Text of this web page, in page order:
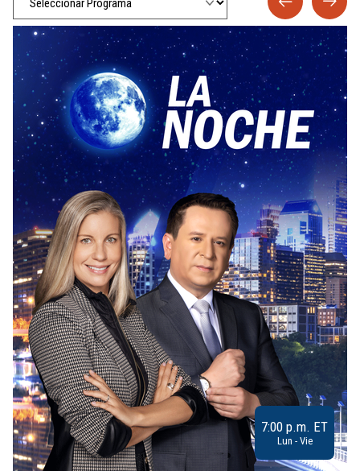
7:00 p.m. ET
Lun - Vie